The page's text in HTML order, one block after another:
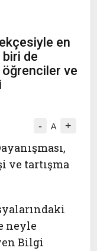
en
de
ve
- A +
ve tartışma
neyle
Bilgi